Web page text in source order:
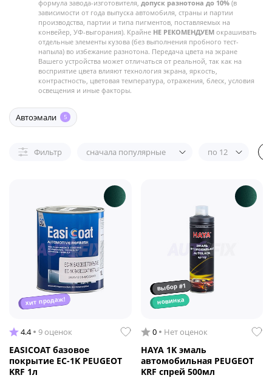
формула завода-изготовителя, допуск разнотона до 10% (в
зависимости от года выпуска автомобиля, страны и партии
производства, партии и типа пигментов, поставляемых на
конвейер, УФ-выгорания). Крайне НЕ РЕКОМЕНДУЕМ окрашивать
отдельные элементы кузова (без выполнения пробного тест-
напыла) во избежание разнотона. Передача цвета на экране
Вашего устройства может отличаться от реальной, так как на
восприятие цвета влияют технология экрана, яркость,
контрастность, цветовая температура, отражения, блеск, условия
освещения и иные факторы.
Автоэмали 5
Фильтр сначала популярные по 12
хит продаж!
4.4 9 оценок
EASICOAT базовое
покрытие EC-1K PEUGEOT
KRF 1л
выбор #1
новинка
0 Нет оценок
HAYA 1K эмаль
автомобильная PEUGEOT
KRF спрей 500мл